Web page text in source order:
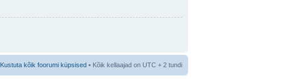
Kustuta kõik foorumi küpsised • Kõik kellaajad on UTC + 2 tundi